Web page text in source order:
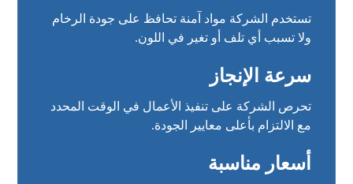
تستخدم الشركة مواد آمنة تحافظ على جودة الرخام
ولا تسبب أي تلف أو تغير في اللون.
سرعة الإنجاز
تحرص الشركة على تنفيذ الأعمال في الوقت المحدد
مع الالتزام بأعلى معايير الجودة.
أسعار مناسبة